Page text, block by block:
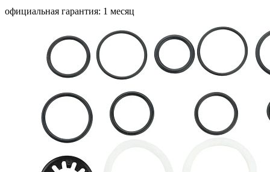
официальная гарантия: 1 месяц